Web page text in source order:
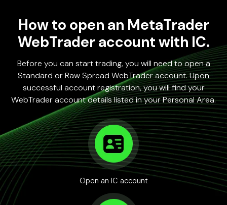
How to open an MetaTrader
WebTrader account with IC.
Before you can start trading, you will need to open a
Standard or Raw Spread WebTrader account. Upon
successful account registration, you will find your
WebTrader account details listed in your Personal Area.
Open an IC account